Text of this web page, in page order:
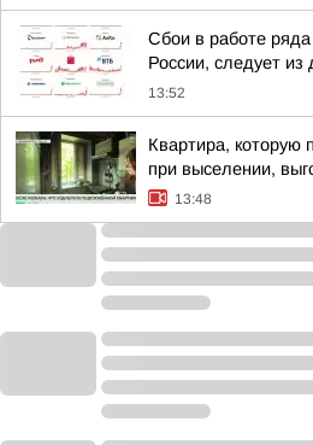
Сбои в работе
России, следует
13:52
Квартира, которую
при выселении,
13:48